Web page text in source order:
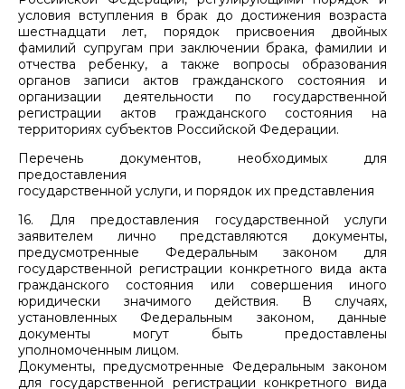
условия вступления в брак до достижения возраста
шестнадцати лет, порядок присвоения двойных
фамилий супругам при заключении брака, фамилии и
отчества ребенку, а также вопросы образования
органов записи актов гражданского состояния и
организации деятельности по государственной
регистрации актов гражданского состояния на
территориях субъектов Российской Федерации.
Перечень документов, необходимых для
предоставления
государственной услуги, и порядок их представления
16. Для предоставления государственной услуги
заявителем лично представляются документы,
предусмотренные Федеральным законом для
государственной регистрации конкретного вида акта
гражданского состояния или совершения иного
юридически значимого действия. В случаях,
установленных Федеральным законом, данные
документы могут быть предоставлены
уполномоченным лицом.
Документы, предусмотренные Федеральным законом
для государственной регистрации конкретного вида